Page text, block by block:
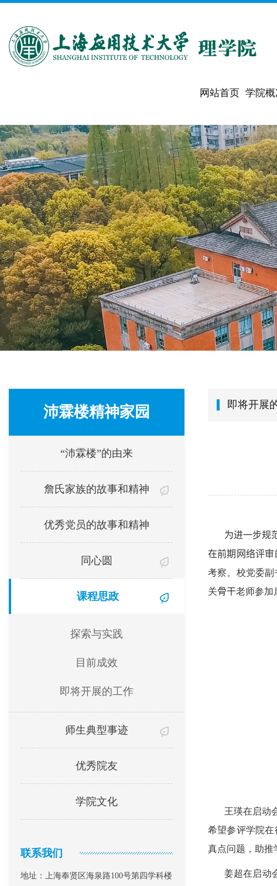
网站首页 学院
沛霖楼精神家园
“沛霖楼”的由来
詹氏家族的故事和精神
优秀党员的故事和精神
同心圆
课程思政
探索与实践
目前成效
即将开展的工作
师生典型事迹
优秀院友
学院文化
联系我们
地址：上海奉贤区海泉路100号第四学科楼
即将开展
为进一步规
在前期网络评审
考察。校党委
关骨干老师参加
王瑛在启动
希望参评学院
真点问题，助推
姜超在启动